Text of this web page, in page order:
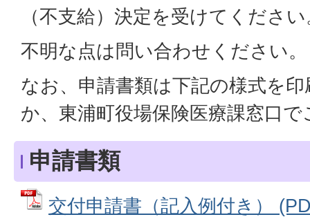
（不支給）決定を受けてくださ
不明な点は問い合わせください。
なお、申請書類は下記の様式を
か、東浦町役場保険医療課窓口
申請書類
交付申請書（記入例付き）